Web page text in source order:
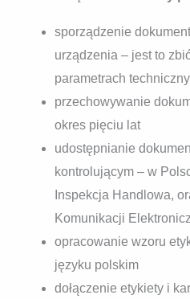
sporządzenie
urządzenia – jest to
parametrach
przechowywanie
okres pięciu lat
udostępnianie
kontrolującym – w
Inspekcja Handlowa,
Komunikacji
opracowanie wzoru
języku polskim
dołączenie etykiety i